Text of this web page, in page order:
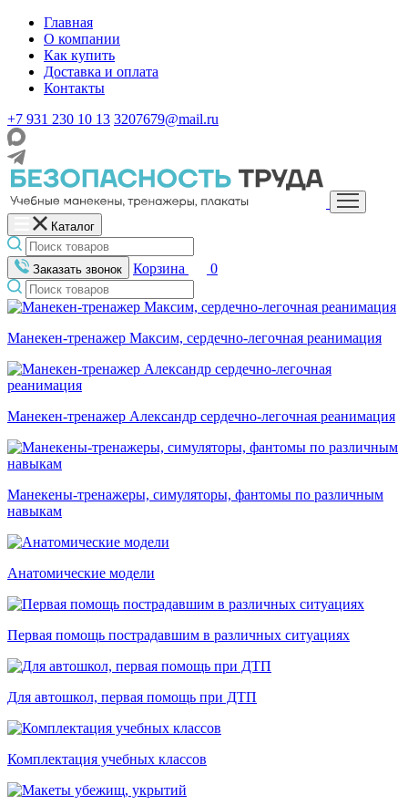
Главная
О компании
Как купить
Доставка и оплата
Контакты
+7 931 230 10 13 3207679@mail.ru
Каталог
Заказать звонок Корзина 0
Манекен-тренажер Максим, сердечно-легочная реанимация
Манекен-тренажер Александр сердечно-легочная реанимация
Манекены-тренажеры, симуляторы, фантомы по различным
навыкам
Анатомические модели
Первая помощь пострадавшим в различных ситуациях
Для автошкол, первая помощь при ДТП
Комплектация учебных классов